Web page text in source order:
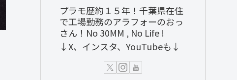
プラモ歴約１５年！千葉県在住
で工場勤務のアラフォーのおっ
さん！No 30MM , No Life !
↓X、インスタ、YouTubeも↓